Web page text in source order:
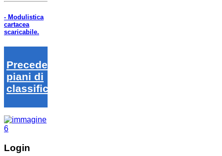
- Modulistica
cartacea
scaricabile.
Precedenti
piani di
classifica
Login